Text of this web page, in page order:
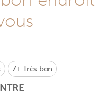
7+Très bon